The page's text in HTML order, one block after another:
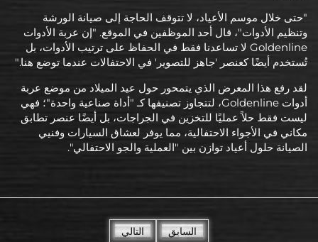
"حتى خلال موسم الأعياد، لا تتوقف الحاجة إلى صيانة الورشة
وتنظيم الأدوات"، قال أحد الموظفين في الموقع. "إن عربة الأدوات
Goldenline لا تساعدنا فقط في الحفاظ على ترتيب الأدوات، بل
تُستخدم أيضًا كعنصر 'جاهز للتصوير' في الاحتفالات عندما توضع هنا."
لقد رفع هذا المعرض الذي يتمحور حول عيد الميلاد من موضع عربة
أدوات Goldenline، لتتجاوز تصنيفها كـ "أداة صناعية واحدة"؛ فهي
ليست فقط حلاً عمليًا للتخزين في الجراجات، بل أيضًا عنصر تطابق
مكاني في الأجواء الاحتفالية، مما يوفر لعشاق السيارات وفنيي
الصيانة حلول أعياد توازن بين "العملية والجو الاحتفالي".
السابق التالي